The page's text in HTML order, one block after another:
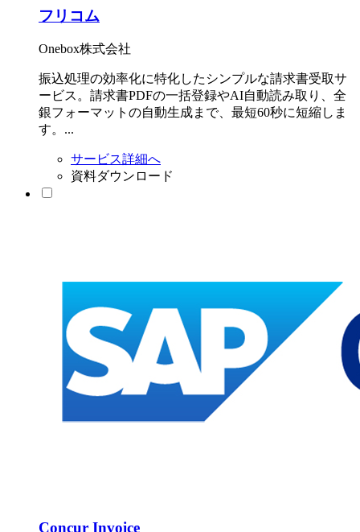
フリコム
Onebox株式会社
振込処理の効率化に特化したシンプルな請求書受取サ
ービス。請求書PDFの一括登録やAI自動読み取り、全
銀フォーマットの自動生成まで、最短60秒に短縮しま
す。...
サービス詳細へ
資料ダウンロード
Concur Invoice